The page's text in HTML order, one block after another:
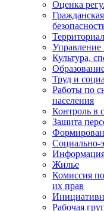
Оценка
Управление
Культура,
Труд и
Работы по
населения
Контроль в
Защита
Социально-
Жилье
Комиссия
их прав
Рабочая